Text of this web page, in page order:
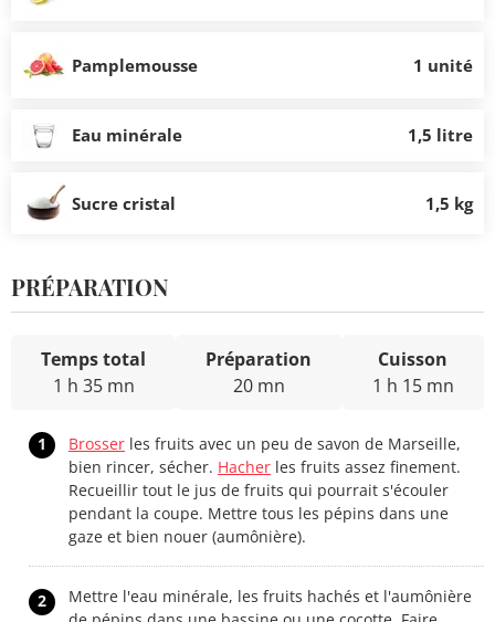
Pamplemousse 1 unité
Eau minérale 1,5 litre
Sucre cristal 1,5 kg
PRÉPARATION
Temps total
1 h 35 mn
Préparation
20 mn
Cuisson
1 h 15 mn
1 Brosser les fruits avec un peu de savon de Marseille,
bien rincer, sécher. Hacher les fruits assez finement.
Recueillir tout le jus de fruits qui pourrait s'écouler
pendant la coupe. Mettre tous les pépins dans une
gaze et bien nouer (aumônière).
2
Mettre l'eau minérale, les fruits hachés et l'aumônière